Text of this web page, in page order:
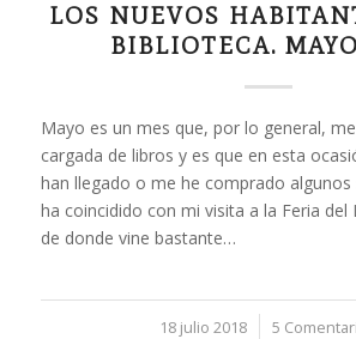
LOS NUEVOS
BIBLIOTECA.
Mayo es un mes que, por lo general,
cargada de libros y es que en esta
han llegado o me he comprado
ha coincidido con mi visita a la Feria del
de donde vine bastante…
18 julio 2018
/ 5